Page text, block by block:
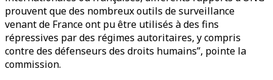
prouvent que des nombreux outils de surveillance
venant de France ont pu être utilisés à des fins
répressives par des régimes autoritaires, y compris
contre des défenseurs des droits humains”, pointe la
commission.